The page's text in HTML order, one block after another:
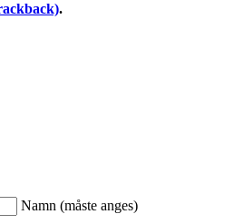
.
Namn (måste anges)